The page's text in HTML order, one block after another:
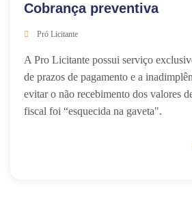
Cobrança preventiva
Pró Licitante
A Pro Licitante possui serviço
de prazos de pagamento e a
evitar o não recebimento dos valores
fiscal foi “esquecida na gaveta".